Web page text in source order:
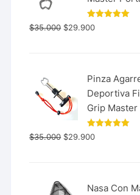
Valorado
con
$35.000 $29.900
Pinza
Deportiva
Grip
Valorado
con
$35.000 $29.900
Nasa Con